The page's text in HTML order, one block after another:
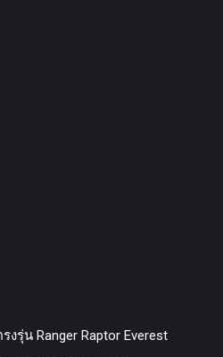
งรุ่น Ranger Raptor Everest